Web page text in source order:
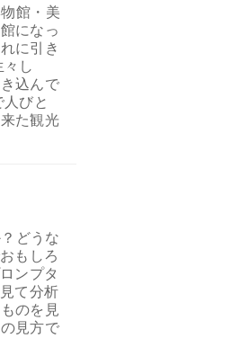
館・美
になっ
に引き
し
込んで
びと
た観光
どうな
もしろ
ンプタ
て分析
のを見
見方で